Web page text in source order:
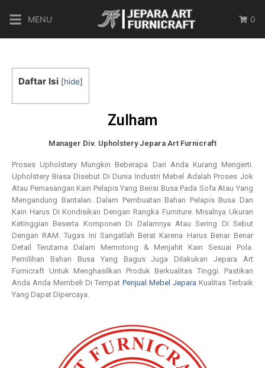
MENU 0
Daftar Isi [hide]
Zulham
Manager Div. Upholstery Jepara Art Furnicraft
Proses Upholstery Mungkin Beberapa Dari Anda Kurang Mengerti.
Upholstery Biasa Disebut Di Dunia Industri Mebel Adalah Proses Jok
Atau Pemasangan Kain Pelapis Yang Berisi Busa Pada Sofa Atau Yang
Mengandung Bantalan. Dalam Pembuatan Bahan Pelapis Busa Dan
Kain Harus Di Kondisikan Dengan Rangka Furniture. Misalnya Ukuran
Ketinggian Beserta Komponen Di Dalamnya Atau Sering Di Sebut
Dengan RAM. Tugas Ini Sangatlah Berat Karena Harus Benar Benar
Detail Terutama Dalam Memotong & Menjahit Kain Sesuai Pola.
Pemilihan Bahan Busa Yang Bagus Juga Dilakukan Jepara Art
Furnicraft Untuk Menghasilkan Produk Berkualitas Tinggi. Pastikan
Anda Anda Membeli Di Tempat Penjual Mebel Jepara Kualitas Terbaik
Yang Dapat Dipercaya.